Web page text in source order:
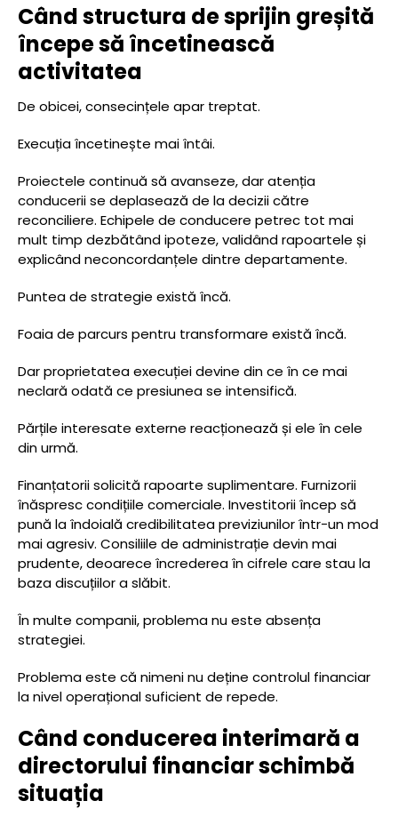
Când structura de sprijin greșită
începe să încetinească
activitatea
De obicei, consecințele apar treptat.
Execuția încetinește mai întâi.
Proiectele continuă să avanseze, dar atenția
conducerii se deplasează de la decizii către
reconciliere. Echipele de conducere petrec tot mai
mult timp dezbătând ipoteze, validând rapoartele și
explicând neconcordanțele dintre departamente.
Puntea de strategie există încă.
Foaia de parcurs pentru transformare există încă.
Dar proprietatea execuției devine din ce în ce mai
neclară odată ce presiunea se intensifică.
Părțile interesate externe reacționează și ele în cele
din urmă.
Finanțatorii solicită rapoarte suplimentare. Furnizorii
înăspresc condițiile comerciale. Investitorii încep să
pună la îndoială credibilitatea previziunilor într-un mod
mai agresiv. Consiliile de administrație devin mai
prudente, deoarece încrederea în cifrele care stau la
baza discuțiilor a slăbit.
În multe companii, problema nu este absența
strategiei.
Problema este că nimeni nu deține controlul financiar
la nivel operațional suficient de repede.
Când conducerea interimară a
directorului financiar schimbă
situația